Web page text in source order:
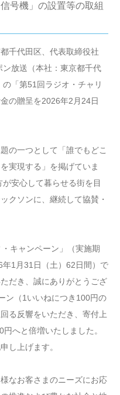
号機」の設置等の取組
千代田区、代表取締役社
放送（本社：東京都千代
「第51回ラジオ・チャリ
の贈呈を2026年2月24日
の一つとして「誰でもどこ
実現する」を掲げていま
安心して暮らせる街を目
クソンに、継続して協賛・
キャンペーン」（実施期
1月31日（土）62日間）で
だき、誠にありがとうござ
ン（1いいねにつき100円の
る反響をいただき、寄付上
へと倍増いたしました。
し上げます。
なお客さまのニーズにお応